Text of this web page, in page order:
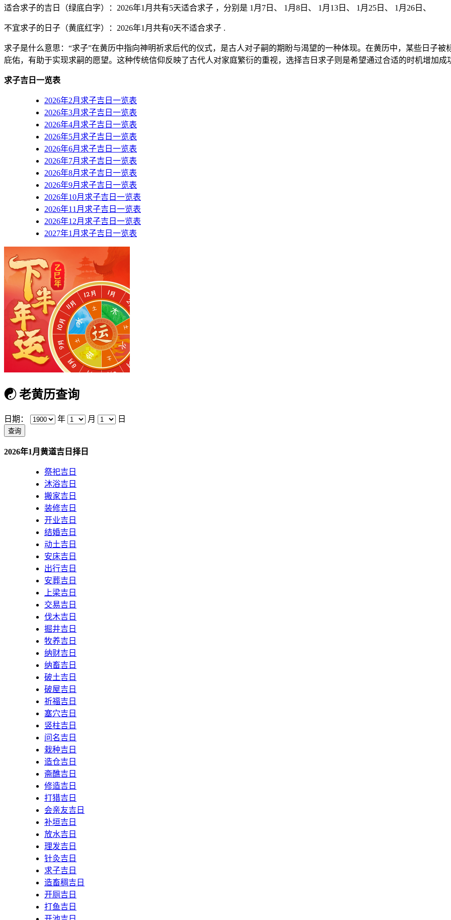
适合求子的吉日（绿底白字） ：2026年1月共有5天适合求子 ，分别是 1月7日、 1月8日、 1月13日、 1月25日、 1月26日、
不宜求子的日子（黄底红字） ：2026年1月共有0天不适合求子 .
求子是什么意思：“求子”在黄历中指向神明祈求后代的仪式，是古人对子嗣的期盼与渴望的一种体现。在黄历中，某些日子
庇佑，有助于实现求嗣的愿望。这种传统信仰反映了古代人对家庭繁衍的重视，选择吉日求子则是希望通过合适的时机增加成
求子吉日一览表
2026年2月求子吉日一览表
2026年3月求子吉日一览表
2026年4月求子吉日一览表
2026年5月求子吉日一览表
2026年6月求子吉日一览表
2026年7月求子吉日一览表
2026年8月求子吉日一览表
2026年9月求子吉日一览表
2026年10月求子吉日一览表
2026年11月求子吉日一览表
2026年12月求子吉日一览表
2027年1月求子吉日一览表
☯老黄历查询
日期： 年 月 日
2026年1月黄道吉日择日
祭祀吉日
沐浴吉日
搬家吉日
装修吉日
开业吉日
结婚吉日
动土吉日
安床吉日
出行吉日
安葬吉日
上梁吉日
交易吉日
伐木吉日
掘井吉日
牧养吉日
纳财吉日
纳畜吉日
破土吉日
破屋吉日
祈福吉日
塞穴吉日
竖柱吉日
问名吉日
栽种吉日
造仓吉日
斋醮吉日
修造吉日
打猎吉日
会亲友吉日
补垣吉日
放水吉日
理发吉日
针灸吉日
求子吉日
造畜稠吉日
开厕吉日
打鱼吉日